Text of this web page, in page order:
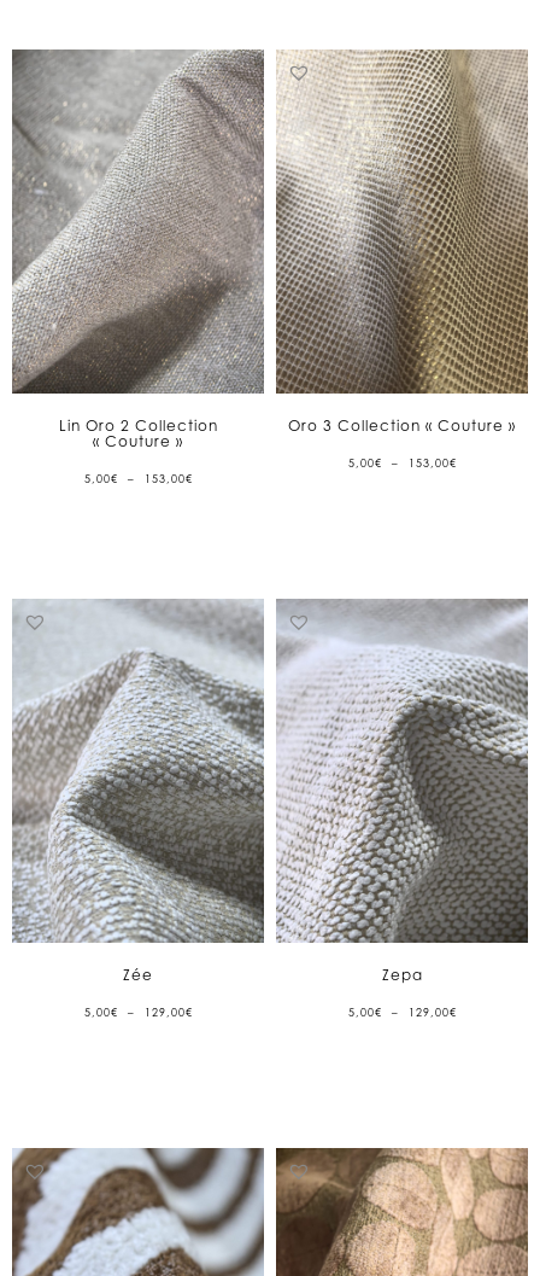
Lin Oro 2 Collection
« Couture »
5,00€ – 153,00€PLAGE
DE
Oro 3 Collection « Couture »
5,00€ – 153,00€PLAGE
DE
Zée
5,00€ – 129,00€PLAGE
DE
Zepa
5,00€ – 129,00€PLAGE
DE